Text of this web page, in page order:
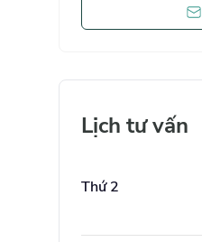
Lịch tư vấn
Thứ 2